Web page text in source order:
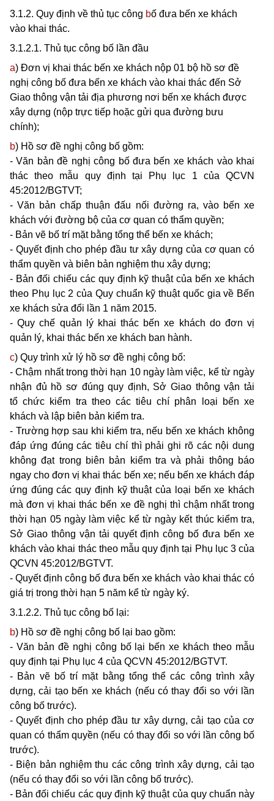
3.1.2. Quy định về thủ tục công bố đưa bến xe khách
vào khai thác.
3.1.2.1. Thủ tục công bố lần đầu
a) Đơn vị khai thác bến xe khách nộp 01 bộ hồ sơ đề
nghị công bố đưa bến xe khách vào khai thác đến Sở
Giao thông vận tải địa phương nơi bến xe khách được
xây dựng (nộp trực tiếp hoặc gửi qua đường bưu
chính);
b) Hồ sơ đề nghị công bố gồm:
- Văn bản đề nghị công bố đưa bến xe khách vào khai
thác theo mẫu quy định tại Phụ lục 1 của QCVN
45:2012/BGTVT;
- Văn bản chấp thuận đấu nối đường ra, vào bến xe
khách với đường bộ của cơ quan có thẩm quyền;
- Bản vẽ bố trí mặt bằng tổng thể bến xe khách;
- Quyết định cho phép đầu tư xây dựng của cơ quan có
thẩm quyền và biên bản nghiệm thu xây dựng;
- Bản đối chiếu các quy định kỹ thuật của bến xe khách
theo Phụ lục 2 của Quy chuẩn kỹ thuật quốc giavề Bến
xe khách sửa đổi ần 1 năm 2015.
- Quy chế quản lý khai thác bến xe khách do đơn vị
quản ý, khai thác bến xe khách ban hành.
c) Quy trình xử lý hồ sơ đề nghị công bố:
- Chậm nhất trong thời hạn 10 ngày làm việc, kể từ ngày
nhận đủ hồ sơ đúng quy định, Sở Giao thông vận tải
tổchức kiểm tra theo các tiêu chí phân loại bến xe
khách và lập biên bản kiểm tra.
- Trường hợp sau khi kiểm tra, nếu bến xe khách không
đáp ứng đúng các tiêu chí thì phải ghi rõ các nội dung
không đạt trong biên bản kiểm tra và phải thông báo
ngay cho đơn vị khai thác bến xe; nếu bến xe khách đáp
ứng đúng các quy định kỹ thuật của loại bến xe khách
mà đơn vị khai thác bến xe đề nghị thì chậm nhất trong
thời hạn 05 ngày làm việc kể từ ngày kết thúc kiểm tra,
Sở Giao thông vận tải quyết định công bố đưa bến xe
khách vào khai thác theo mẫu quy định tại Phụ lục 3 của
QCVN 45:2012/BGTVT.
- Quyết định công bố đưa bến xe khách vào khai thác có
giá trị trong thời hạn 5 năm kể từ ngày ký.
3.1.2.2. Thủ tục công bố lại:
b) Hồ sơ đề nghị công bố lại bao gồm:
- Văn bản đề nghị công bố lại bến xe khách theo mẫu
quy định tại Phụ lục 4 của QCVN 45:2012/BGTVT.
- Bản vẽ bố trí mặt bằng tổng thểcác công trình xây
dựng, cải tạo bến xe khách (nếu có thay đổi so với lần
công bố trước).
- Quyết định cho phép đầu tư xây dựng, cải tạo của cơ
quan có thẩm quyền (nếu có thay đổi so với lần công bố
trước).
- Biện bản nghiệm thu các công trình xây dựng, cải tạo
(nếu có thay đổi so với lần công bố trước).
- Bản đối chiếu các quy định kỹ thuật của quy chuẩn này